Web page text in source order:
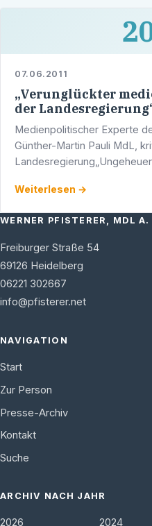
07.06.2011
„Verunglückter
der
Medienpolitischer Experte
Günther-Martin Pauli MdL,
scharfer Kritik …
Weiterlesen →
WERNER PFISTERER, MDL A.
Freiburger Straße 54
69126 Heidelberg
06221 302667
info@pfisterer.net
NAVIGATION
Start
Zur Person
Presse-Archiv
Kontakt
Suche
ARCHIV NACH JAHR
2026 2024